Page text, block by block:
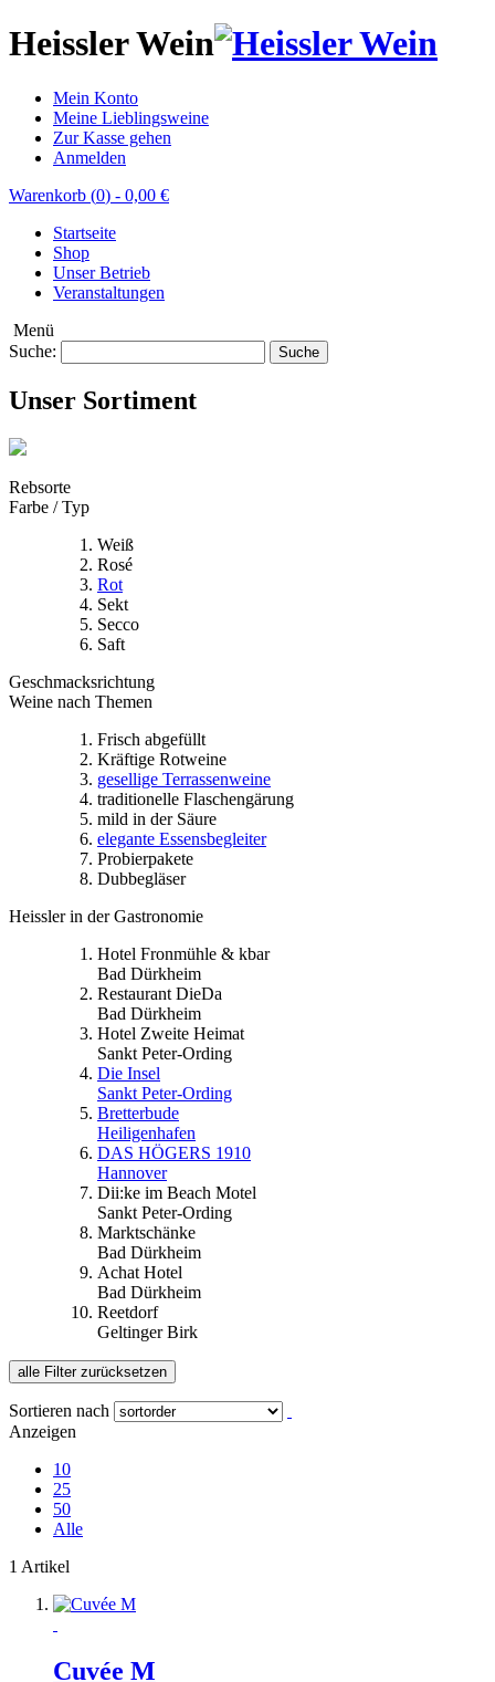
Heissler Wein
Mein Konto
Meine Lieblingsweine
Zur Kasse gehen
Anmelden
Warenkorb (0) - 0,00 €
Startseite
Shop
Unser Betrieb
Veranstaltungen
Menü
Suche:
Suche
Unser Sortiment
Rebsorte
Farbe / Typ
Weiß
Rosé
Rot
Sekt
Secco
Saft
Geschmacksrichtung
Weine nach Themen
Frisch abgefüllt
Kräftige Rotweine
gesellige Terrassenweine
traditionelle Flaschengärung
mild in der Säure
elegante Essensbegleiter
Probierpakete
Dubbegläser
Heissler in der Gastronomie
Hotel Fronmühle & kbar
Bad Dürkheim
Restaurant DieDa
Bad Dürkheim
Hotel Zweite Heimat
Sankt Peter-Ording
Die Insel
Sankt Peter-Ording
Bretterbude
Heiligenhafen
DAS HÖGERS 1910
Hannover
Dii:ke im Beach Motel
Sankt Peter-Ording
Marktschänke
Bad Dürkheim
Achat Hotel
Bad Dürkheim
Reetdorf
Geltinger Birk
alle Filter zurücksetzen
Sortieren nach
Anzeigen
10
25
50
Alle
1 Artikel
Cuvée M